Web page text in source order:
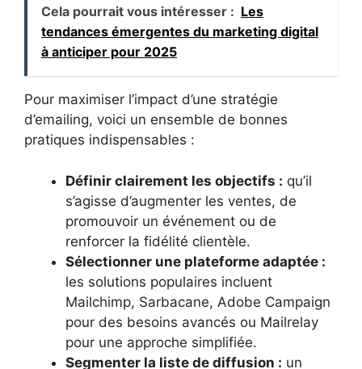
Cela pourrait vous intéresser : Les
tendances émergentes du marketing digital
à anticiper pour 2025
Pour maximiser l’impact d’une stratégie
d’emailing, voici un ensemble de bonnes
pratiques indispensables :
Définir clairement les objectifs : qu’il
s’agisse d’augmenter les ventes, de
promouvoir un événement ou de
renforcer la fidélité clientèle.
Sélectionner une plateforme adaptée :
les solutions populaires incluent
Mailchimp, Sarbacane, Adobe Campaign
pour des besoins avancés ou Mailrelay
pour une approche simplifiée.
Segmenter la liste de diffusion : un